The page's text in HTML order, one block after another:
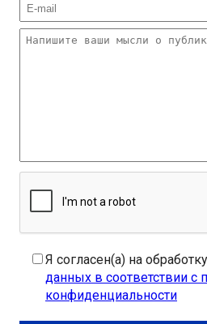
Я согласен(а) на обработку
данных в соответствии с
конфиденциальности